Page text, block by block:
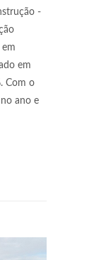
-
em
em
Com o
ano e